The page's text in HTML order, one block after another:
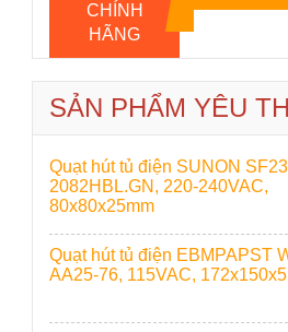
CHÍNH
HÃNG
SẢN PHẨM YÊU
Quạt hút tủ điện SUNON
2082HBL.GN, 220-240VAC,
80x80x25mm
Quạt hút tủ điện EBMPAPST
AA25-76, 115VAC,